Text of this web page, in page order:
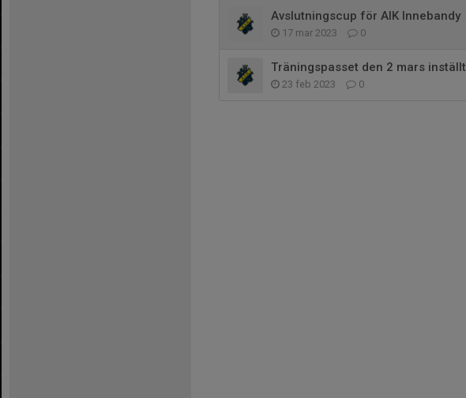
Avslutningscup för AIK Innebandy
17 mar 2023 0
Träningspasset den 2 mars inställt
23 feb 2023 0